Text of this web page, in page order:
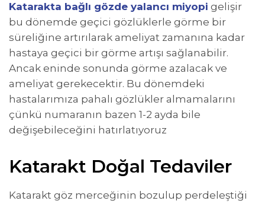
Katarakta bağlı gözde yalancı miyopi gelişir
bu dönemde geçici gözlüklerle görme bir
süreliğine artırılarak ameliyat zamanına kadar
hastaya geçici bir görme artışı sağlanabilir.
Ancak eninde sonunda görme azalacak ve
ameliyat gerekecektir. Bu dönemdeki
hastalarımıza pahalı gözlükler almamalarını
çünkü numaranın bazen 1-2 ayda bile
değişebileceğini hatırlatıyoruz
Katarakt Doğal Tedaviler
Katarakt göz merceğinin bozulup perdeleştiği